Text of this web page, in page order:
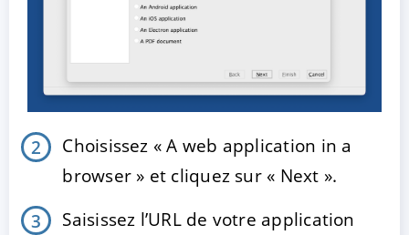
Choisissez « A web application in a
browser » et cliquez sur « Next ».
Saisissez l’URL de votre application